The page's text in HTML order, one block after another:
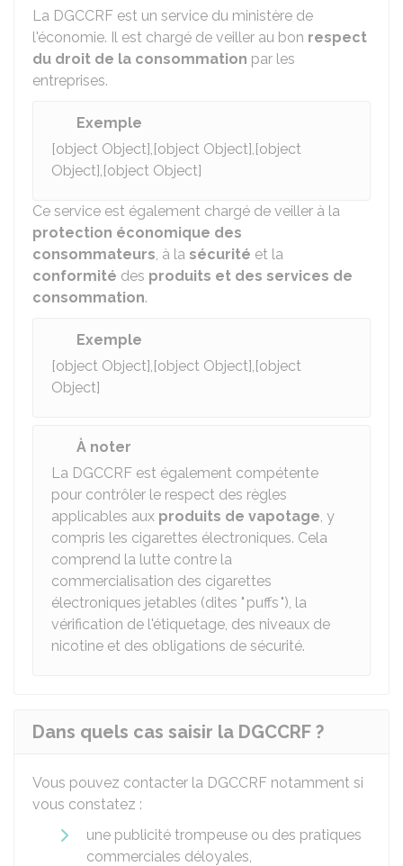
La DGCCRF est un service du ministère de
l'économie. Il est chargé de veiller au bon respect
du droit de la consommation par les
entreprises.
Exemple
[object Object],[object Object],[object
Object],[object Object]
Ce service est également chargé de veiller à la
protection économique des
consommateurs, à la sécurité et la
conformité des produits et des services de
consommation.
Exemple
[object Object],[object Object],[object
Object]
À noter
La DGCCRF est également compétente
pour contrôler le respect des règles
applicables aux produits de vapotage, y
compris les cigarettes électroniques. Cela
comprend la lutte contre la
commercialisation des cigarettes
électroniques jetables (dites " puffs "), la
vérification de l'étiquetage, des niveaux de
nicotine et des obligations de sécurité.
Dans quels cas saisir la DGCCRF ?
Vous pouvez contacter la DGCCRF notamment si
vous constatez :
une publicité trompeuse ou des pratiques
commerciales déloyales,